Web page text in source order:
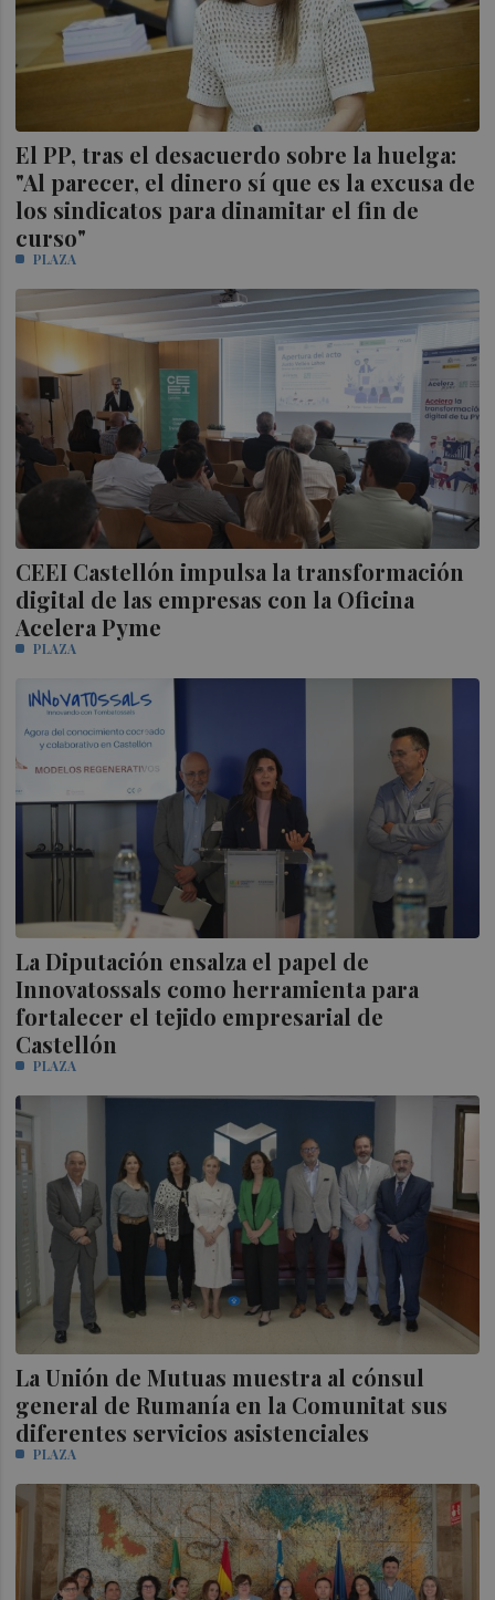
El PP, tras el desacuerdo sobre la huelga:
"Al parecer, el dinero sí que es la excusa de
los sindicatos para dinamitar el fin de
curso"
PLAZA
CEEI Castellón impulsa la transformación
digital de las empresas con la Oficina
Acelera Pyme
PLAZA
La Diputación ensalza el papel de
Innovatossals como herramienta para
fortalecer el tejido empresarial de
Castellón
PLAZA
La Unión de Mutuas muestra al cónsul
general de Rumanía en la Comunitat sus
diferentes servicios asistenciales
PLAZA